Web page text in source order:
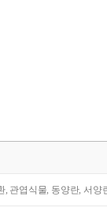
관엽식물, 동양란, 서양